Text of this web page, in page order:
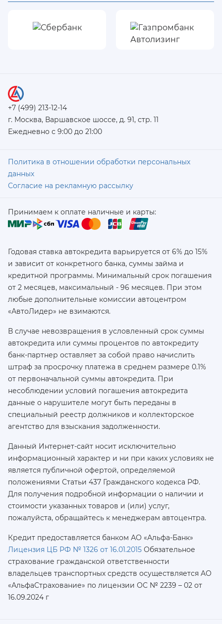
+7 (499) 213-12-14
г. Москва, Варшавское шоссе, д. 91, стр. 11
Ежедневно с 9:00 до 21:00
Политика в отношении обработки персональных
данных
Согласие на рекламную рассылку
Принимаем к оплате наличные и карты:
Годовая ставка автокредита варьируется от 6% до 15%
и зависит от конкретного банка, суммы займа и
кредитной программы. Минимальный срок погашения
от 2 месяцев, максимальный - 96 месяцев. При этом
любые дополнительные комиссии автоцентром
«АвтоЛидер» не взимаются.
В случае невозвращения в условленный срок суммы
автокредита или суммы процентов по автокредиту
банк-партнер оставляет за собой право начислить
штраф за просрочку платежа в среднем размере 0.1%
от первоначальной суммы автокредита. При
несоблюдении условий погашения автокредита
данные о нарушителе могут быть переданы в
специальный реестр должников и коллекторское
агентство для взыскания задолженности.
Данный Интернет-сайт носит исключительно
информационный характер и ни при каких условиях не
является публичной офертой, определяемой
положениями Статьи 437 Гражданского кодекса РФ.
Для получения подробной информации о наличии и
стоимости указанных товаров и (или) услуг,
пожалуйста, обращайтесь к менеджерам автоцентра.
Кредит предоставляется банком АО «Альфа-Банк»
Лицензия ЦБ РФ № 1326 от 16.01.2015 Обязательное
страхование гражданской ответственности
владельцев транспортных средств осуществляется AO
«АльфаСтрахование» по лицензии ОС № 2239 – 02 от
16.09.2024 г